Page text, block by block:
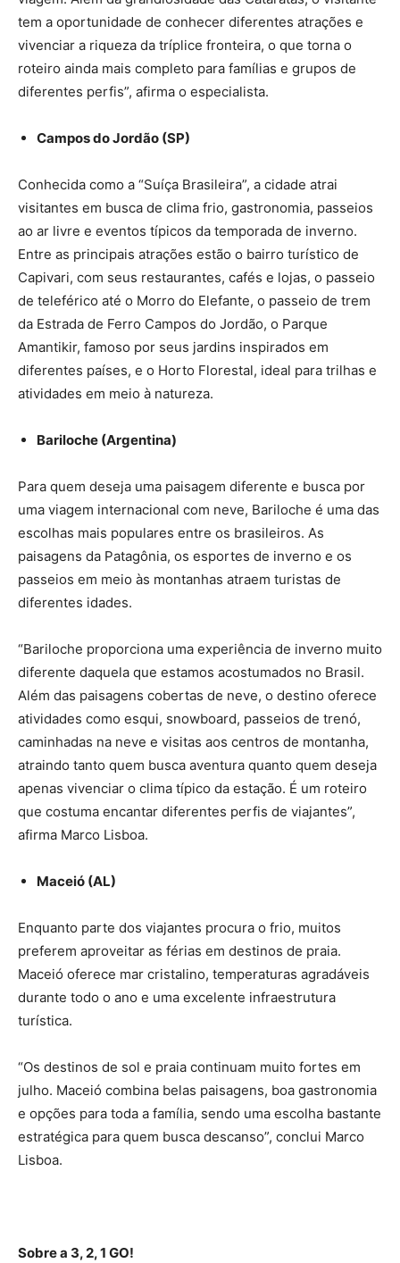
tem a oportunidade de conhecer diferentes atrações e
vivenciar a riqueza da tríplice fronteira, o que torna o
roteiro ainda mais completo para famílias e grupos de
diferentes perfis”, afirma o especialista.
Campos do Jordão (SP)
Conhecida como a “Suíça Brasileira”, a cidade atrai
visitantes em busca de clima frio, gastronomia, passeios
ao ar livre e eventos típicos da temporada de inverno.
Entre as principais atrações estão o bairro turístico de
Capivari, com seus restaurantes, cafés e lojas, o passeio
de teleférico até o Morro do Elefante, o passeio de trem
da Estrada de Ferro Campos do Jordão, o Parque
Amantikir, famoso por seus jardins inspirados em
diferentes países, e o Horto Florestal, ideal para trilhas e
atividades em meio à natureza.
Bariloche (Argentina)
Para quem deseja uma paisagem diferente e busca por
uma viagem internacional com neve, Bariloche é uma das
escolhas mais populares entre os brasileiros. As
paisagens da Patagônia, os esportes de inverno e os
passeios em meio às montanhas atraem turistas de
diferentes idades.
“Bariloche proporciona uma experiência de inverno muito
diferente daquela que estamos acostumados no Brasil.
Além das paisagens cobertas de neve, o destino oferece
atividades como esqui, snowboard, passeios de trenó,
caminhadas na neve e visitas aos centros de montanha,
atraindo tanto quem busca aventura quanto quem deseja
apenas vivenciar o clima típico da estação. É um roteiro
que costuma encantar diferentes perfis de viajantes”,
afirma Marco Lisboa.
Maceió (AL)
Enquanto parte dos viajantes procura o frio, muitos
preferem aproveitar as férias em destinos de praia.
Maceió oferece mar cristalino, temperaturas agradáveis
durante todo o ano e uma excelente infraestrutura
turística.
“Os destinos de sol e praia continuam muito fortes em
julho. Maceió combina belas paisagens, boa gastronomia
e opções para toda a família, sendo uma escolha bastante
estratégica para quem busca descanso”, conclui Marco
Lisboa.
Sobre a 3, 2, 1 GO!